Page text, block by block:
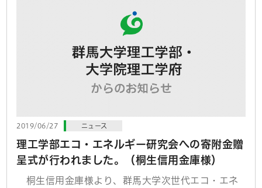
2019/06/27 ニュース
理工学部エコ・エネルギー研究会への寄附金贈
呈式が行われました。（桐生信用金庫様）
桐生信用金庫様より、群馬大学次世代エコ・エネ